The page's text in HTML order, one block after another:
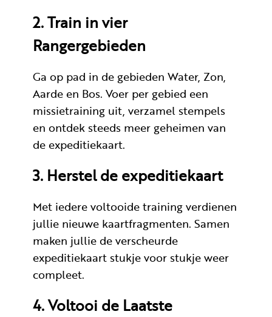
2. Train in vier
Rangergebieden
Ga op pad in de gebieden Water, Zon,
Aarde en Bos. Voer per gebied een
missietraining uit, verzamel stempels
en ontdek steeds meer geheimen van
de expeditiekaart.
3. Herstel de expeditiekaart
Met iedere voltooide training verdienen
jullie nieuwe kaartfragmenten. Samen
maken jullie de verscheurde
expeditiekaart stukje voor stukje weer
compleet.
4. Voltooi de Laatste